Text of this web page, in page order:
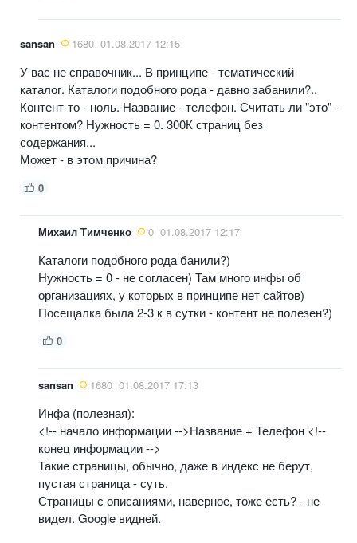
sansan 1680 01.08.2017 12:15
У вас не справочник... В принципе - тематический
каталог. Каталоги подобного рода - давно забанили?..
Контент-то - ноль. Название - телефон. Считать ли "это" -
контентом? Нужность = 0. 300К страниц без
содержания...
Может - в этом причина?
0
Михаил Тимченко 0 01.08.2017 12:17
Каталоги подобного рода банили?)
Нужность = 0 - не согласен) Там много инфы об
организациях, у которых в принципе нет сайтов)
Посещалка была 2-3 к в сутки - контент не полезен?)
0
sansan 1680 01.08.2017 17:13
Инфа (полезная):
<!-- начало информации -->Название + Телефон <!--
конец информации -->
Такие страницы, обычно, даже в индекс не берут,
пустая страница - суть.
Страницы с описаниями, наверное, тоже есть? - не
видел. Google видней.